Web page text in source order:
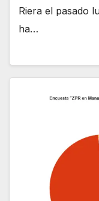
Riera el pasado
ha…